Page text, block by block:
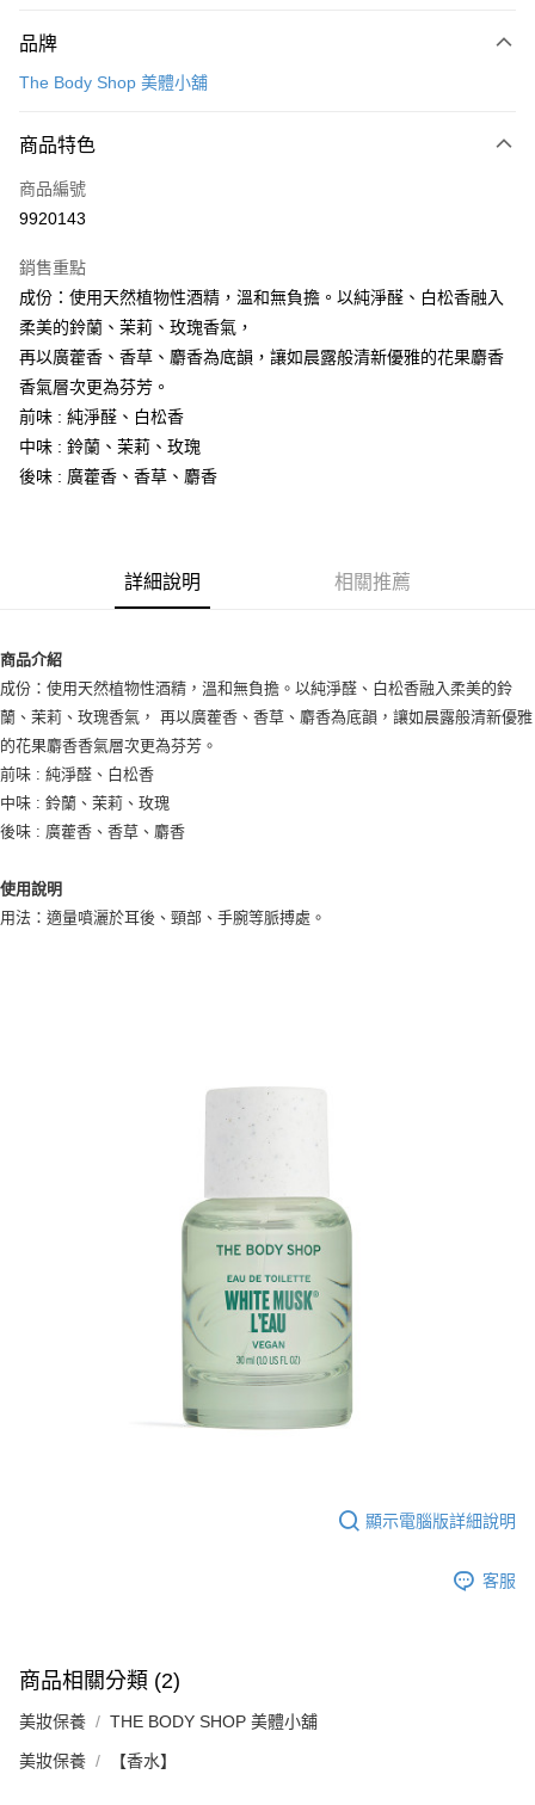
信用卡一次付款
Apple Pay
街口支付
Google Pay
全盈+PAY
大哥付你分期
相關說明
【大哥付你分期使用說明】
1.本服務由台灣大哥大提供，台灣大哥大用戶可立即使用無須另外申請。
2.付款方式選擇「大哥付你分期」，訂單成立後會自動跳轉到大哥付的交易
流程，驗證手機門號後，選擇欲分期的期數、繳款截止日，確認付款後即完
消。如遇「轉專審核」未通過狀況，表示未達大哥付你分期系統評分，恕無
法說明評估內容。
醒簡訊。
2.透過簡訊連結打開帳單後，可選擇「超商條碼／台灣大直營門市／銀行轉
【注意事項】
1.本服務係由「台灣大哥大股份有限公司」（以下簡稱本公司）所提供，讓
買賣價金債權讓與本公司後，依約使用本公司帳單繳交帳款。
2.基於同意付款使用「大哥付你分期」之契約關係目的，商店將以您的個人
3.完整用戶服務條款，請詳閱以下連結：
AFTEE先享後付
相關說明
２．便利：只要手機號碼，簡訊認證，即可結帳。
３．安心：先確認商品／服務後，再付款。
【「AFTEE先享後付」結帳流程】
１．於結帳方式選擇「AFTEE先享後付」後，將跳轉至「AFTEE先享後付」
結帳頁面，進行簡訊認證並確認金額後，即可完成結帳。
２．訂單成立數日內，您將收到繳費通知簡訊。
ATM／網路銀行／等多元方式進行付款，方視為交易完成。
※ 請注意：結帳手續完成當下不需立刻繳費，但若您需要取消訂單，請聯絡
購買商品的店家。未經商家同意取消之訂單仍視為有效，需透過AFTEE先享
※ 交易是否成功請以「AFTEE先享後付 」之結帳頁面顯示為準，若有關於
客戶支援中心」
【注意事項】
４．使用「AFTEE先享後付」時，將依據個別帳號之用戶狀況，依本公司即
時審查核予不同之上限額度；若仍有額度不足之情形，本公司將視審查結果
恩沛科技股份有限公司將有權停止該用戶之使用額度並採取法律行動。
付款後全家取貨
付款後7-11取貨
每筆NT$70，滿NT$1,000(含以上)免運費
宅配
每筆NT$100，滿NT$1,200(含以上)免運費
京站台北店客服中心(1F星巴克旁) 即日起不提供京站紙袋，取件時
品牌
The Body Shop 美體小舖
商品特色
商品編號
9920143
銷售重點
成份：使用天然植物性酒精，溫和無負擔。以純淨醛、白松香融入
柔美的鈴蘭、茉莉、玫瑰香氣，
再以廣藿香、香草、麝香為底韻，讓如晨露般清新優雅的花果麝香
香氣層次更為芬芳。
前味 : 純淨醛、白松香
中味 : 鈴蘭、茉莉、玫瑰
後味 : 廣藿香、香草、麝香
詳細說明 相關推薦
商品介紹
成份：使用天然植物性酒精，溫和無負擔。以純淨醛、白松香融入柔美的鈴
蘭、茉莉、玫瑰香氣， 再以廣藿香、香草、麝香為底韻，讓如晨露般清新優雅
的花果麝香香氣層次更為芬芳。
前味 : 純淨醛、白松香
中味 : 鈴蘭、茉莉、玫瑰
後味 : 廣藿香、香草、麝香
使用說明
用法：適量噴灑於耳後、頸部、手腕等脈搏處。
顯示電腦版詳細說明
客服
商品相關分類 (2)
美妝保養 THE BODY SHOP 美體小舖
美妝保養 【香水】